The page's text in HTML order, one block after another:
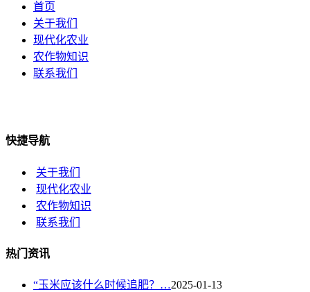
首页
关于我们
现代化农业
农作物知识
联系我们
快捷导航
关于我们
现代化农业
农作物知识
联系我们
热门资讯
“玉米应该什么时候追肥？…2025-01-13